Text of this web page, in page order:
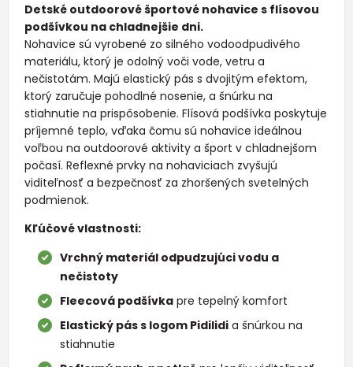
Detské outdoorové športové nohavice s flísovou
podšívkou na chladnejšie dni.
Nohavice sú vyrobené zo silného vodoodpudivého
materiálu, ktorý je odolný voči vode, vetru a
nečistotám. Majú elastický pás s dvojitým efektom,
ktorý zaručuje pohodlné nosenie, a šnúrku na
stiahnutie na prispôsobenie. Flísová podšívka poskytuje
príjemné teplo, vďaka čomu sú nohavice ideálnou
voľbou na outdoorové aktivity a šport v chladnejšom
počasí. Reflexné prvky na nohaviciach zvyšujú
viditeľnosť a bezpečnosť za zhoršených svetelných
podmienok.
Kľúčové vlastnosti:
Vrchný materiál odpudzujúci vodu a
nečistoty
Fleecová podšívka pre tepelný komfort
Elastický pás s logom Pidilidi a šnúrkou na
stiahnutie